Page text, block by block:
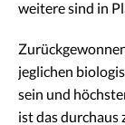
weitere sind in
jeglichen
sein und
ist das durchaus